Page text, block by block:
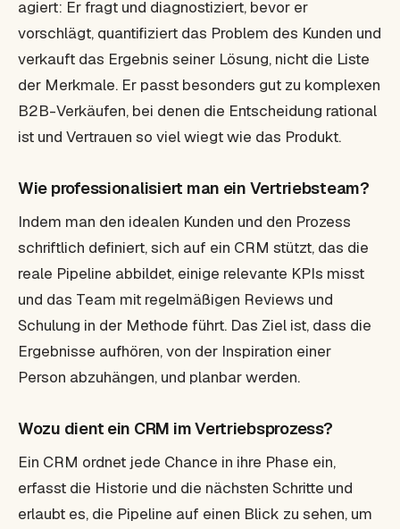
agiert: Er fragt und diagnostiziert, bevor er
vorschlägt, quantifiziert das Problem des Kunden und
verkauft das Ergebnis seiner Lösung, nicht die Liste
der Merkmale. Er passt besonders gut zu komplexen
B2B-Verkäufen, bei denen die Entscheidung rational
ist und Vertrauen so viel wiegt wie das Produkt.
Wie professionalisiert man ein Vertriebsteam?
Indem man den idealen Kunden und den Prozess
schriftlich definiert, sich auf ein CRM stützt, das die
reale Pipeline abbildet, einige relevante KPIs misst
und das Team mit regelmäßigen Reviews und
Schulung in der Methode führt. Das Ziel ist, dass die
Ergebnisse aufhören, von der Inspiration einer
Person abzuhängen, und planbar werden.
Wozu dient ein CRM im Vertriebsprozess?
Ein CRM ordnet jede Chance in ihre Phase ein,
erfasst die Historie und die nächsten Schritte und
erlaubt es, die Pipeline auf einen Blick zu sehen, um